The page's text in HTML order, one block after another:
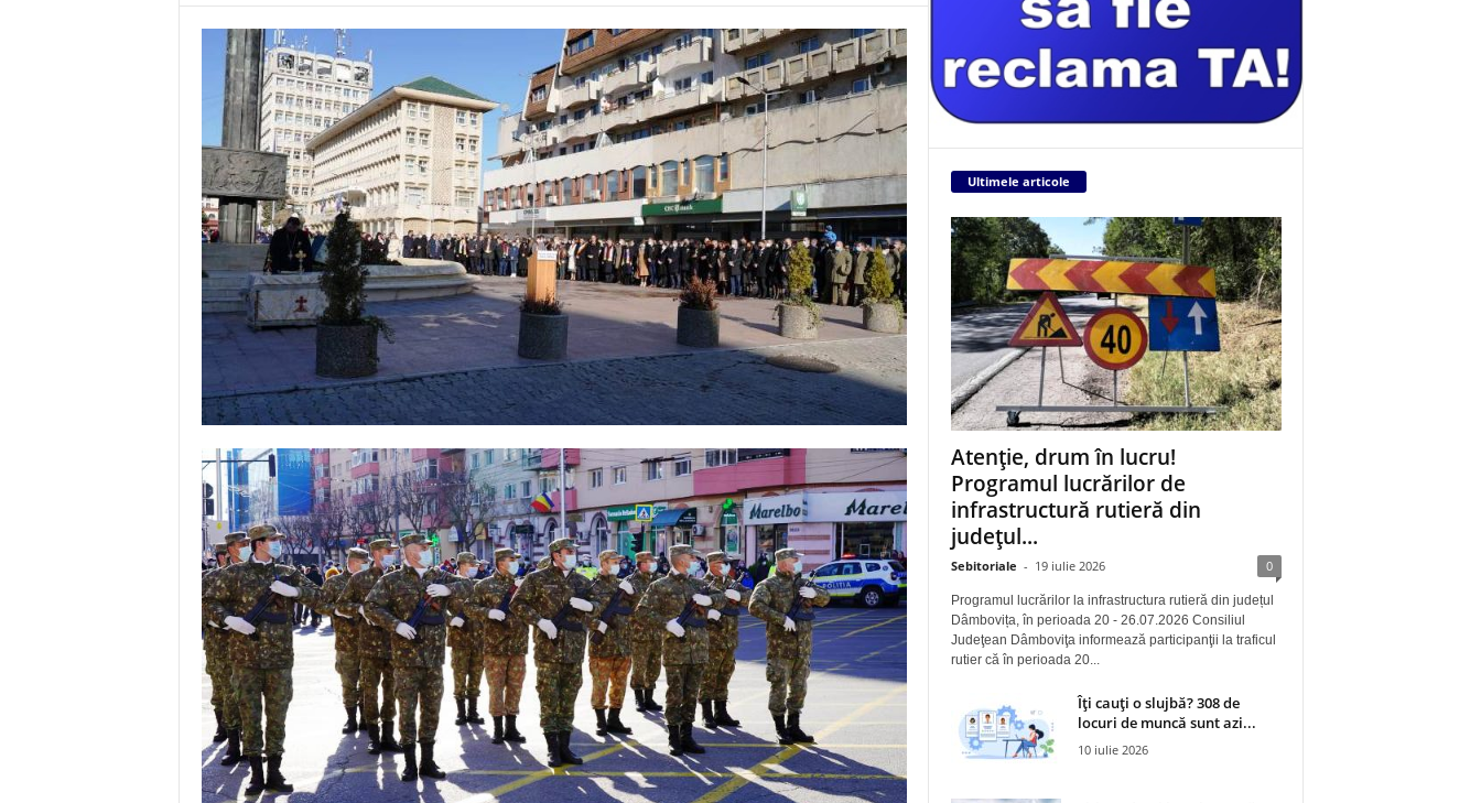
Ultimele articole
Atenție, drum în lucru!
Programul lucrărilor de
infrastructură rutieră din
județul...
Sebitoriale - 19 iulie 2026 0
Programul lucrărilor la infrastructura rutieră din județul
Dâmbovița, în perioada 20 - 26.07.2026 Consiliul
Judeţean Dâmboviţa informează participanţii la traficul
rutier că în perioada 20...
Îți cauți o slujbă? 308 de
locuri de muncă sunt azi...
10 iulie 2026